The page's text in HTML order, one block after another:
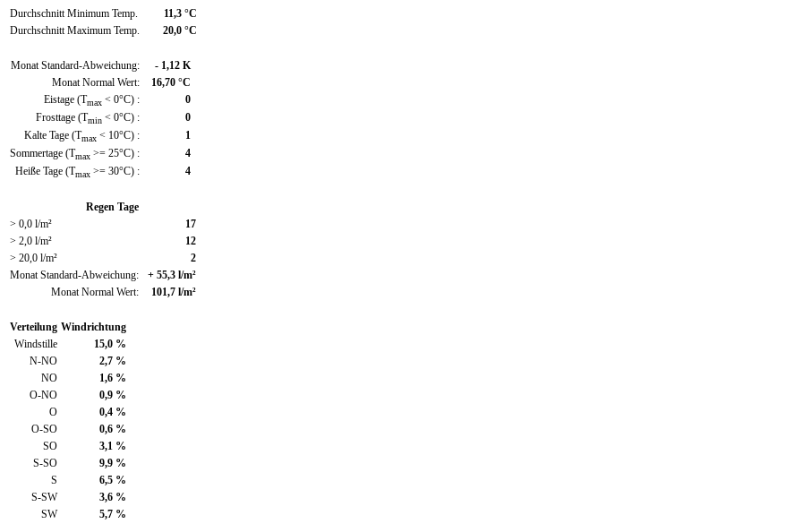
Durchschnitt Minimum Temp.
11,3 °C
Durchschnitt Maximum Temp.
20,0 °C
Monat Standard-Abweichung:
- 1,12 K
Monat Normal Wert:
16,70 °C
Eistage (Tmax < 0°C) :
0
Frosttage (Tmin < 0°C) :
0
Kalte Tage (Tmax < 10°C) :
1
Sommertage (Tmax >= 25°C) :
4
Heiße Tage (Tmax >= 30°C) : 4
Regen Tage
> 0,0 l/m²
17
> 2,0 l/m²
12
> 20,0 l/m²
2
Monat Standard-Abweichung:
+ 55,3 l/m²
Monat Normal Wert:
101,7 l/m²
Verteilung Windrichtung
Windstille
15,0 %
N-NO
2,7 %
NO
1,6 %
O-NO
0,9 %
O
0,4 %
O-SO
0,6 %
SO
3,1 %
S-SO
9,9 %
S
6,5 %
S-SW
3,6 %
SW
5,7 %